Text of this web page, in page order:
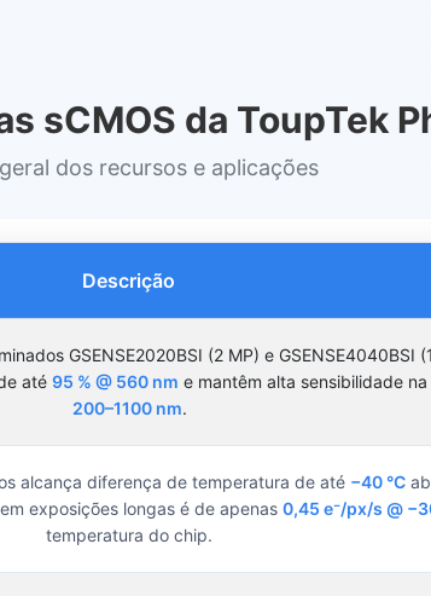
sCMOS da ToupTek
dos recursos e aplicações
Descrição
GSENSE2020BSI (2 MP) e GSENSE4040BSI
até 95 % @ 560 nm e mantêm alta sensibilidade
200–1100 nm.
alcança diferença de temperatura de até −40 °C
exposições longas é de apenas 0,45 e⁻/px/s @
temperatura do chip.